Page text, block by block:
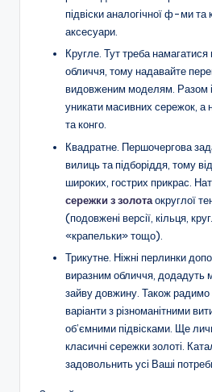
підвіски аналогічної ф-ми та
аксесуари.
Кругле. Тут треба намагатися
обличчя, тому надавайте
видовженим моделям. Разом
уникати масивних сережок, а
та конго.
Квадратне. Першочергова
вилиць та підборіддя, тому
широких, гострих прикрас.
сережки з золотаокруглої
(подовжені версії, кільця,
«крапельки» тощо).
Трикутне. Ніжні перлинки
виразним обличчя, додадуть
зайву довжину. Також радимо
варіанти з різноманітними
об’ємними підвісками. Ще
класичні сережки золоті.
задовольнить усі Ваші